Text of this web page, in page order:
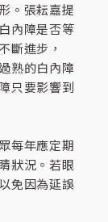
。張耘嘉提
內障是否等
斷進步，
熟的白內障
只要影響到
每年應定期
狀況。若眼
免因為延誤